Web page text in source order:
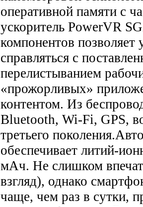
оперативной памяти с
ускоритель PowerVR
компонентов позволяет
справляться с
перелистыванием
«прожорливых»
контентом. Из
Bluetooth, Wi-Fi, GPS,
третьего поколения.
обеспечивает литий-
мАч. Не слишком
взгляд), однако
чаще, чем раз в сутки,